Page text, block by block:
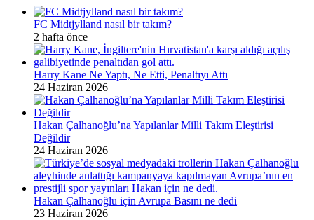
FC Midtjylland nasıl bir takım?
2 hafta önce
Harry Kane Ne Yaptı, Ne Etti, Penaltıyı Attı
24 Haziran 2026
Hakan Çalhanoğlu’na Yapılanlar Milli Takım Eleştirisi
Değildir
24 Haziran 2026
Hakan Çalhanoğlu için Avrupa Basını ne dedi
23 Haziran 2026